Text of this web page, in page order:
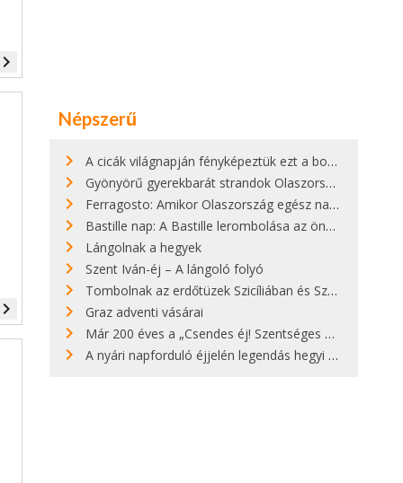
navigate_next
navigate_next
Népszerű
A cicák világnapján fényképeztük ezt a bokor alatt hűsölő cicát Kisorosziban
Gyönyörű gyerekbarát strandok Olaszországban - megmutatjuk a 15 legjobbat
Ferragosto: Amikor Olaszország egész nap nyaral
Bastille nap: A Bastille lerombolása az önkényuralom végét jelentette
Lángolnak a hegyek
Szent Iván-éj – A lángoló folyó
Tombolnak az erdőtüzek Szicíliában és Szardínián
Graz adventi vásárai
Már 200 éves a „Csendes éj! Szentséges éj!”
A nyári napforduló éjjelén legendás hegyi tüzek világítják meg Zugspitzét